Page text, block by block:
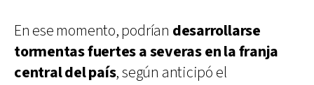
En ese momento, podrían desarrollarse
tormentas fuertes a severas en la franja
central del país, según anticipó el